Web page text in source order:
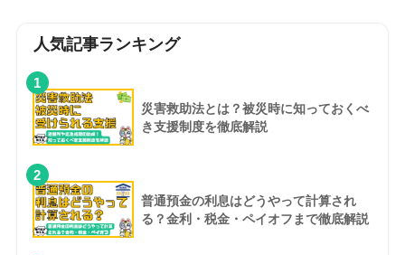
人気記事ランキング
1
災害救助法とは？被災時に知っておくべ
き支援制度を徹底解説
2
普通預金の利息はどうやって計算され
る？金利・税金・ペイオフまで徹底解説